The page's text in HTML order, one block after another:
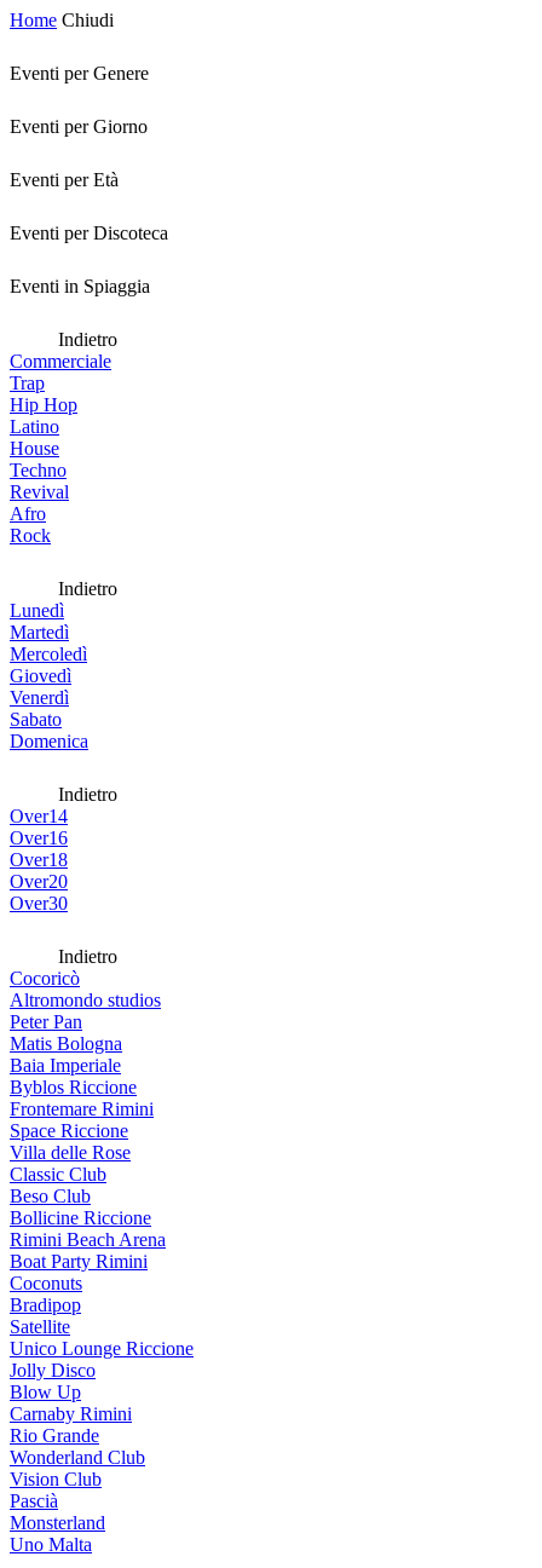
Home Chiudi
Eventi per Genere
Eventi per Giorno
Eventi per Età
Eventi per Discoteca
Eventi in Spiaggia
Indietro
Commerciale
Trap
Hip Hop
Latino
House
Techno
Revival
Afro
Rock
Indietro
Lunedì
Martedì
Mercoledì
Giovedì
Venerdì
Sabato
Domenica
Indietro
Over14
Over16
Over18
Over20
Over30
Indietro
Cocoricò
Altromondo studios
Peter Pan
Matis Bologna
Baia Imperiale
Byblos Riccione
Frontemare Rimini
Space Riccione
Villa delle Rose
Classic Club
Beso Club
Bollicine Riccione
Rimini Beach Arena
Boat Party Rimini
Coconuts
Bradipop
Satellite
Unico Lounge Riccione
Jolly Disco
Blow Up
Carnaby Rimini
Rio Grande
Wonderland Club
Vision Club
Pascià
Monsterland
Uno Malta